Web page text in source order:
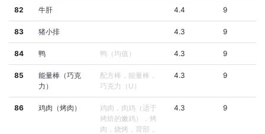
82 牛肝 4.4 9
83 猪小排 4.3 9
84 鸭 鸭（均值） 4.3 9
85
能量棒（巧克
力）
配方棒，能量棒，
巧克力（U）
4.3 9
86 鸡肉（烤肉）
鸡肉，肉鸡（适于
烤焙的嫩鸡），烤
肉，烧烤，背部，
4.3 9